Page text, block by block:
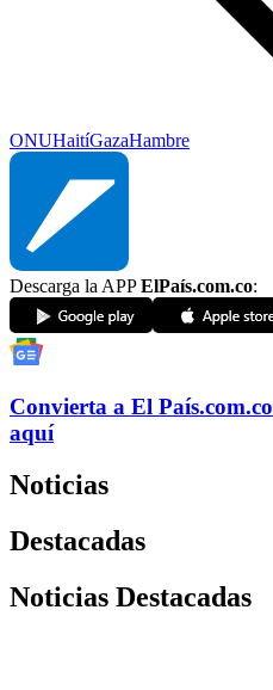
ONUHaitíGazaHambre
Descarga la APPElPaís.com.co:
Convierta a El País.com.co
aquí
Noticias
Destacadas
Noticias Destacadas